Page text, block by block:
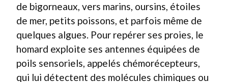
de bigorneaux, vers marins, oursins, étoiles
de mer, petits poissons, et parfois même de
quelques algues. Pour repérer ses proies, le
homard exploite ses antennes équipées de
poils sensoriels, appelés chémorécepteurs,
qui lui détectent des molécules chimiques ou